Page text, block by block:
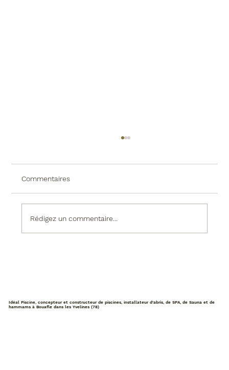
Commentaires
Rédigez un commentaire...
Idéal Piscine, concepteur et constructeur de piscines, installateur d'abris, de SPA, de Sauna et de
hammams à Bouafle dans les Yvelines (78)